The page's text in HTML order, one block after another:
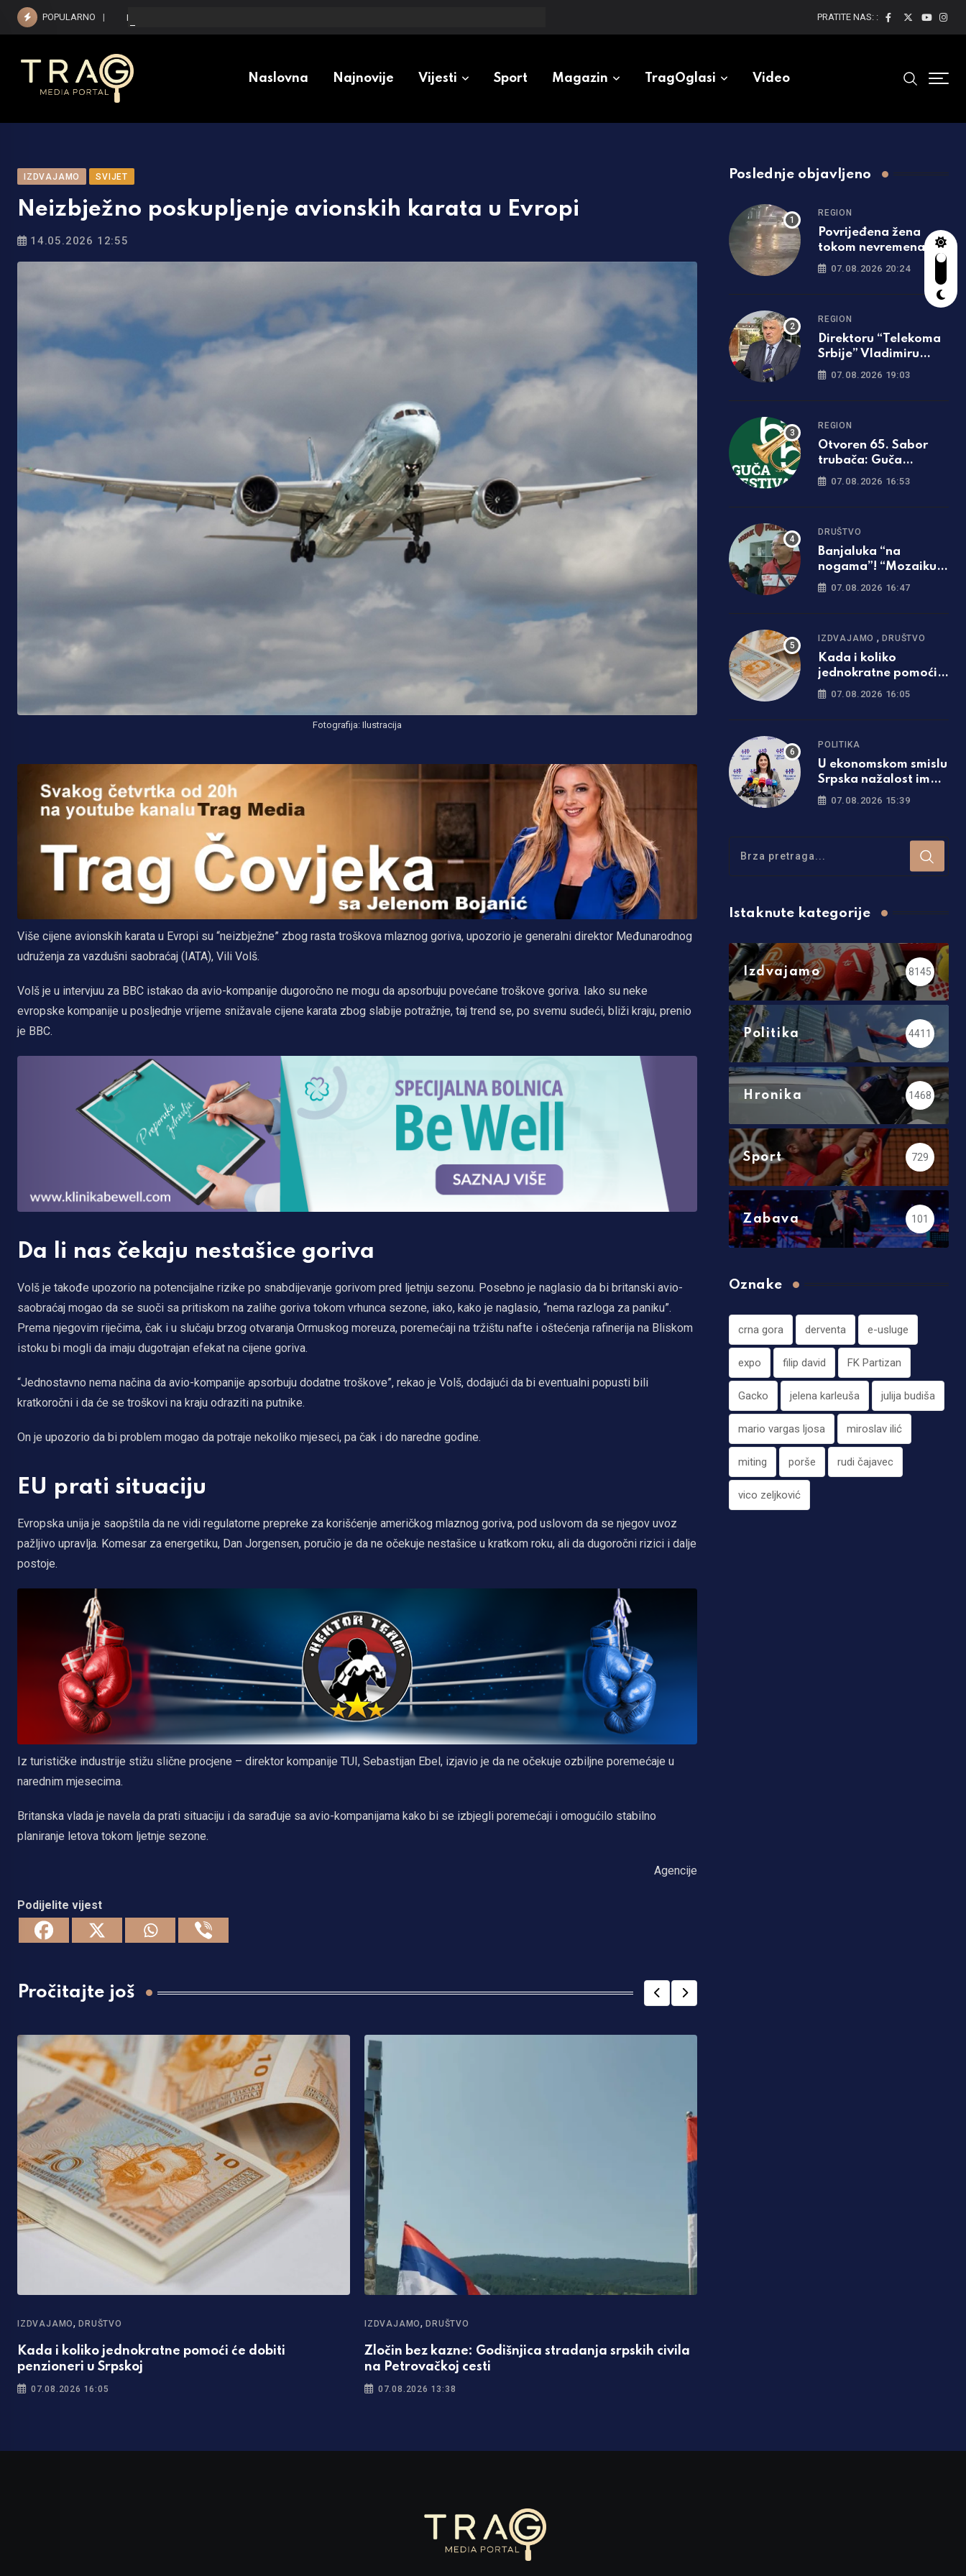
Skip
POPULARNO Kada i koliko jednokratne pomoći će dobiti penzioneri u Srpskoj PRATITE NAS: :
Naslovna Najnovije Vijesti Sport Magazin TragOglasi Video
IZDVAJAMO SVIJET
Neizbježno poskupljenje avionskih karata u Evropi
14.05.2026 12:55
Fotografija: Ilustracija
Više cijene avionskih karata u Evropi su “neizbježne” zbog rasta troškova mlaznog goriva, upozorio je generalni direktor Međunarodnog
udruženja za vazdušni saobraćaj (IATA), Vili Volš.
Volš je u intervjuu za BBC istakao da avio-kompanije dugoročno ne mogu da apsorbuju povećane troškove goriva. Iako su neke
evropske kompanije u posljednje vrijeme snižavale cijene karata zbog slabije potražnje, taj trend se, po svemu sudeći, bliži kraju, prenio
je BBC.
Da li nas čekaju nestašice goriva
Volš je takođe upozorio na potencijalne rizike po snabdijevanje gorivom pred ljetnju sezonu. Posebno je naglasio da bi britanski avio-
saobraćaj mogao da se suoči sa pritiskom na zalihe goriva tokom vrhunca sezone, iako, kako je naglasio, “nema razloga za paniku”.
Prema njegovim riječima, čak i u slučaju brzog otvaranja Ormuskog moreuza, poremećaji na tržištu nafte i oštećenja rafinerija na Bliskom
istoku bi mogli da imaju dugotrajan efekat na cijene goriva.
“Jednostavno nema načina da avio-kompanije apsorbuju dodatne troškove”, rekao je Volš, dodajući da bi eventualni popusti bili
kratkoročni i da će se troškovi na kraju odraziti na putnike.
On je upozorio da bi problem mogao da potraje nekoliko mjeseci, pa čak i do naredne godine.
EU prati situaciju
Evropska unija je saopštila da ne vidi regulatorne prepreke za korišćenje američkog mlaznog goriva, pod uslovom da se njegov uvoz
pažljivo upravlja. Komesar za energetiku, Dan Jorgensen, poručio je da ne očekuje nestašice u kratkom roku, ali da dugoročni rizici i dalje
postoje.
Iz turističke industrije stižu slične procjene – direktor kompanije TUI, Sebastijan Ebel, izjavio je da ne očekuje ozbiljne poremećaje u
narednim mjesecima.
Britanska vlada je navela da prati situaciju i da sarađuje sa avio-kompanijama kako bi se izbjegli poremećaji i omogućilo stabilno
planiranje letova tokom ljetnje sezone.
Agencije
Podijelite vijest
Pročitajte još
IZDVAJAMO,DRUŠTVO
Kada i koliko jednokratne pomoći će dobiti
penzioneri u Srpskoj
07.08.2026 16:05
IZDVAJAMO,DRUŠTVO
Zločin bez kazne: Godišnjica stradanja srpskih civila
na Petrovačkoj cesti
07.08.2026 13:38
Poslednje objavljeno
REGION
Povrijeđena žena
tokom nevremena u
Srbiji: Drvo palo na
nju, hitno prevezena u
bolnicu
07.08.2026 20:24
REGION
Direktoru “Telekoma
Srbije” Vladimiru
Lučiću zabranjen
07.08.2026 19:03
REGION
Otvoren 65. Sabor
trubača: Guča
ponovo zasvirala
07.08.2026 16:53
DRUŠTVO
Banjaluka “na
nogama”! “Mozaiku
prijateljstva”
gradnju javne kuhinje
07.08.2026 16:47
IZDVAJAMO ,DRUŠTVO
Kada i koliko
jednokratne pomoći
će dobiti penzioneri u
07.08.2026 16:05
POLITIKA
U ekonomskom smislu
Srpska nažalost ima
gore pokazatelje od
07.08.2026 15:39
Istaknute kategorije
Izdvajamo 8145
Politika 4411
Hronika 1468
Sport 729
Zabava 101
Oznake
crna gora derventa e-usluge
expo filip david FK Partizan
Gacko jelena karleuša julija budiša
mario vargas ljosa miroslav ilić
miting porše rudi čajavec
vico zeljković